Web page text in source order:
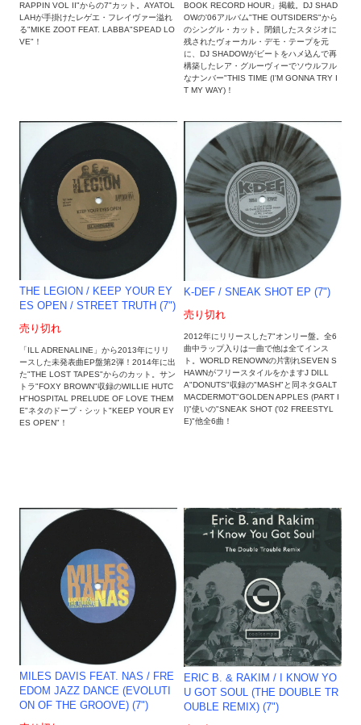
RAPPIN VOL II"からの7"カット。AYATOL
LAHが手掛けたレゲエ・フレイヴァー溢れ
る"MIKE ZOOT FEAT. LABBA"SPEAD LO
VE"！
BOOK RECORD HOUR」掲載。DJ SHAD
OWの'06アルバム"THE OUTSIDERS"から
のシングル・カット。閉鎖したスタジオに
残されたヴォーカル・デモ・テープを元
に、DJ SHADOWがビートをハメ込んで再
構築したレア・グルーヴィーでソウルフル
なナンバー"THIS TIME (I'M GONNA TRY I
T MY WAY)！
THE LEGION / KEEP YOUR EY
ES OPEN / STREET TRUTH (7")
売り切れ
「ILL ADRENALINE」から2013年にリリ
ースした未発表曲EP盤第2弾！2014年に出
た"THE LOST TAPES"からのカット。サン
トラ"FOXY BROWN"収録のWILLIE HUTC
H"HOSPITAL PRELUDE OF LOVE THEM
E"ネタのドープ・シット"KEEP YOUR EY
ES OPEN"！
K-DEF / SNEAK SHOT EP (7")
売り切れ
2012年にリリースした7"オンリー盤。全6
曲中ラップ入りは一曲で他は全てインス
ト。WORLD RENOWNの片割れSEVEN S
HAWNがフリースタイルをかますJ DILL
A"DONUTS"収録の"MASH"と同ネタGALT
MACDERMOT"GOLDEN APPLES (PART I
I)"使いの"SNEAK SHOT ('02 FREESTYL
E)"他全6曲！
MILES DAVIS FEAT. NAS / FRE
EDOM JAZZ DANCE (EVOLUTI
ON OF THE GROOVE) (7")
ERIC B. & RAKIM / I KNOW YO
U GOT SOUL (THE DOUBLE TR
OUBLE REMIX) (7")